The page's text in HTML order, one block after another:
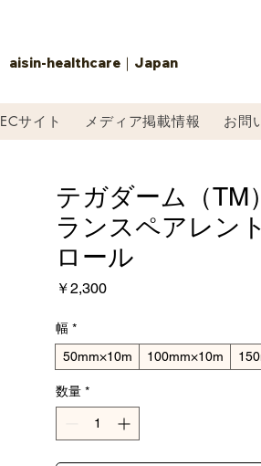
aisin-healthcare｜Japan
ECサイト メディア掲載情報 お問
テガダーム（TM
ランスペアレン
ロール
￥2,300価
幅 *
50mm×10m
100mm×10m
数量 *